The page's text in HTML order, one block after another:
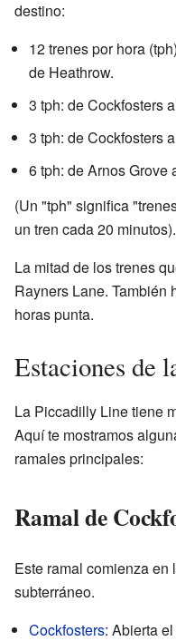
destino:
12 trenes por hora
de Heathrow.
3 tph: de Cockfosters
3 tph: de Cockfosters
6 tph: de Arnos Grove
(Un "tph" significa
un tren cada 20 minutos).
La mitad de los trenes
Rayners Lane. También
horas punta.
Estaciones de
La Piccadilly Line tiene
Aquí te mostramos
ramales principales:
Ramal de
Este ramal comienza
subterráneo.
Cockfosters: Abierta